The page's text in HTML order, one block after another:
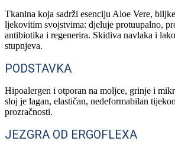
Tkanina koja sadrži esenciju Aloe Vere,
ljekovitim svojstvima: djeluje protuupalno,
antibiotika i regenerira. Skidiva navlaka i
stupnjeva.
PODSTAVKA
Hipoalergen i otporan na moljce, grinje i
sloj je lagan, elastičan, nedeformabilan
prozračnosti.
JEZGRA OD ERGOFLEXA